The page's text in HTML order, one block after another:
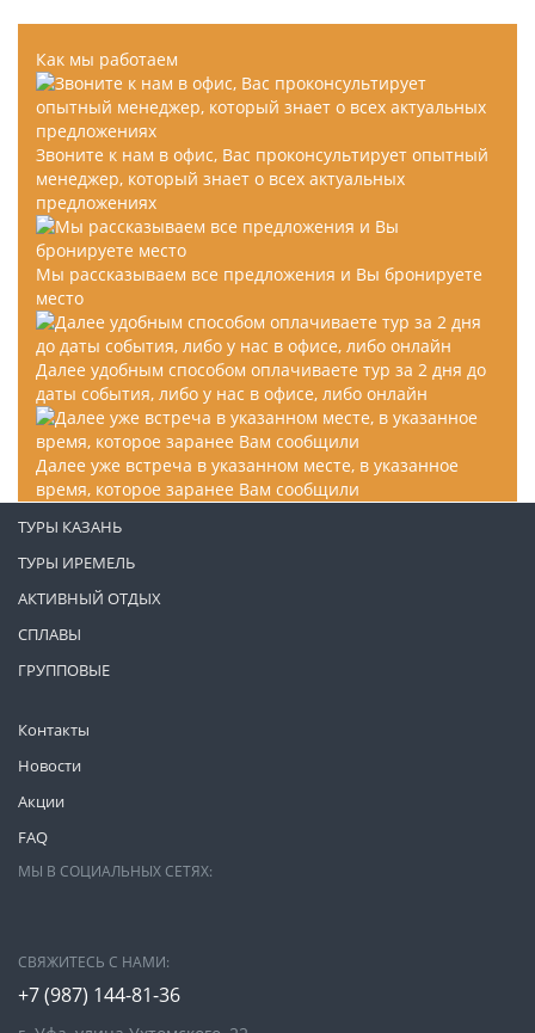
Как мы работаем
Звоните к нам в офис, Вас проконсультирует опытный
менеджер, который знает о всех актуальных
предложениях
Мы рассказываем все предложения и Вы бронируете
место
Далее удобным способом оплачиваете тур за 2 дня до
даты события, либо у нас в офисе, либо онлайн
Далее уже встреча в указанном месте, в указанное
время, которое заранее Вам сообщили
Контакты
Новости
Акции
FAQ
ТУРЫ КАЗАНЬ
ТУРЫ ИРЕМЕЛЬ
АКТИВНЫЙ ОТДЫХ
СПЛАВЫ
ГРУППОВЫЕ
МЫ В СОЦИАЛЬНЫХ СЕТЯХ:
СВЯЖИТЕСЬ С НАМИ:
+7 (987) 144-81-36